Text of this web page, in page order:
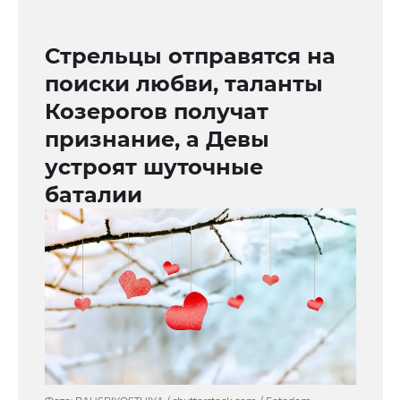
Стрельцы отправятся на
поиски любви, таланты
Козерогов получат
признание, а Девы
устроят шуточные
баталии